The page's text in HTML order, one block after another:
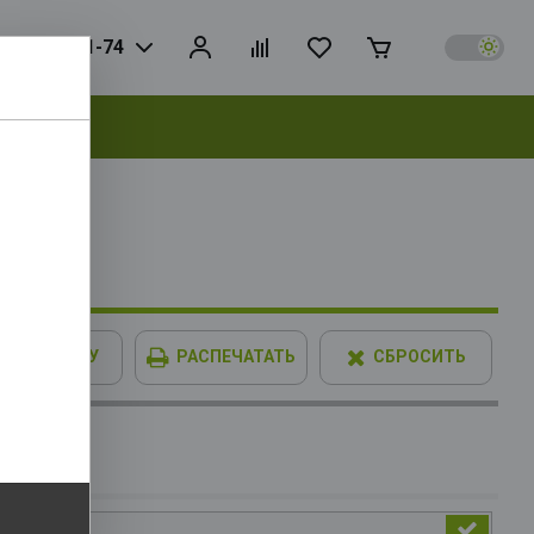
728-81-74
В КОРЗИНУ РАСПЕЧАТАТЬ СБРОСИТЬ